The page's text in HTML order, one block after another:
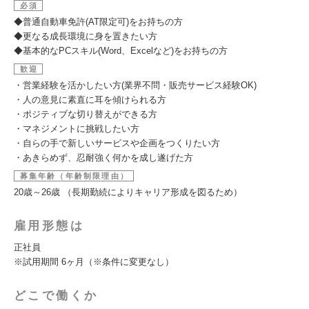
必須
◆普通自動車免許(AT限定可)をお持ちの方
◆更なる成長環境に身を置きたい方
◆基本的なPCスキル(Word、Excelなど)をお持ちの方
歓迎
・営業経験を活かしたい方(業界不問・販売サービス経験OK)
・人の意見に素直に耳を傾けられる方
・ポジティブな切り替えができる方
・マネジメントに挑戦したい方
・自らの手で新しいサービスや企画をつくりたい方
・あきらめず、忍耐強く何かを成し遂げた方
募集年齢（年齢制限理由）
20歳～26歳 （長期勤続によりキャリア形成を図るため）
雇用形態は
正社員
※試用期間 6ヶ月（※条件に変更なし）
どこで働くか